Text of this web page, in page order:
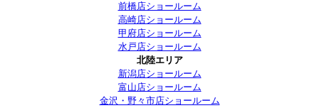
前橋店ショールーム
高崎店ショールーム
甲府店ショールーム
水戸店ショールーム
北陸エリア
新潟店ショールーム
富山店ショールーム
金沢・野々市店ショールーム